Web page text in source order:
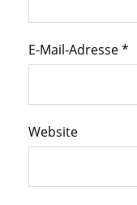
E-Mail-Adresse*
Website